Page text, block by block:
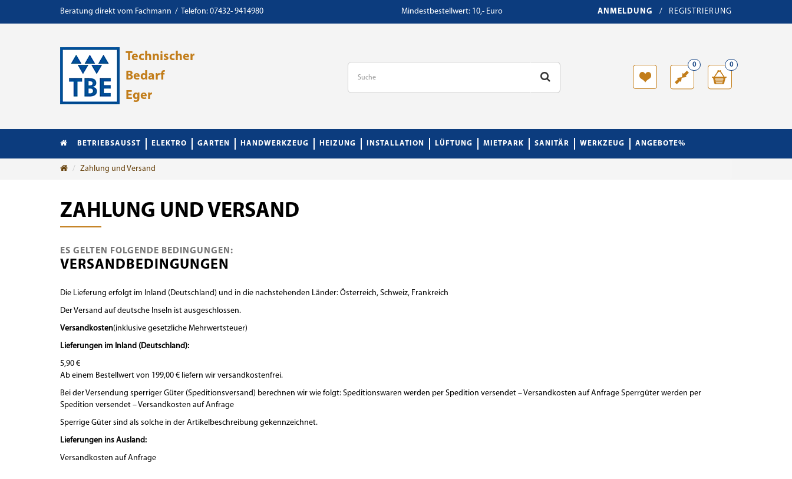
Beratung direkt vom Fachmann / Telefon: 07432- 9414980 Mindestbestellwert: 10,- Euro ANMELDUNG / REGISTRIERUNG
Technischer
Bedarf
Eger
0
0
BETRIEBSAUSST ELEKTRO GARTEN HANDWERKZEUG HEIZUNG INSTALLATION LÜFTUNG MIETPARK SANITÄR WERKZEUG ANGEBOTE%
Zahlung und Versand
ZAHLUNG UND VERSAND
ES GELTEN FOLGENDE BEDINGUNGEN:
VERSANDBEDINGUNGEN
Die Lieferung erfolgt im Inland (Deutschland) und in die nachstehenden Länder: Österreich, Schweiz, Frankreich
Der Versand auf deutsche Inseln ist ausgeschlossen.
Versandkosten(inklusive gesetzliche Mehrwertsteuer)
Lieferungen im Inland (Deutschland):
5,90 €
Ab einem Bestellwert von 199,00 € liefern wir versandkostenfrei.
Bei der Versendung sperriger Güter (Speditionsversand) berechnen wir wie folgt: Speditionswaren werden per Spedition versendet – Versandkosten auf Anfrage Sperrgüter werden per
Spedition versendet – Versandkosten auf Anfrage
Sperrige Güter sind als solche in der Artikelbeschreibung gekennzeichnet.
Lieferungen ins Ausland:
Versandkosten auf Anfrage